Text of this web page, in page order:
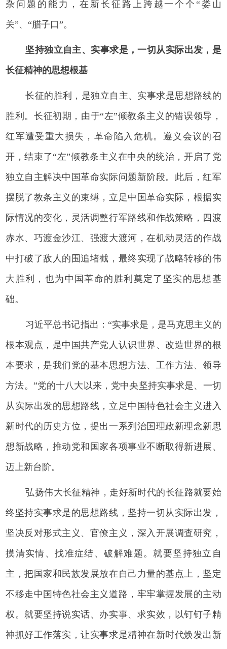
杂问题的能力，在新长征路上跨越一个个“娄山
关”、“腊子口”。
坚持独立自主、实事求是，一切从实际出发，是
长征精神的思想根基
长征的胜利，是独立自主、实事求是思想路线的
胜利。长征初期，由于“左”倾教条主义的错误领导，
红军遭受重大损失，革命陷入危机。遵义会议的召
开，结束了“左”倾教条主义在中央的统治，开启了党
独立自主解决中国革命实际问题新阶段。此后，红军
摆脱了教条主义的束缚，立足中国革命实际，根据实
际情况的变化，灵活调整行军路线和作战策略，四渡
赤水、巧渡金沙江、强渡大渡河，在机动灵活的作战
中打破了敌人的围追堵截，最终实现了战略转移的伟
大胜利，也为中国革命的胜利奠定了坚实的思想基
础。
习近平总书记指出：“实事求是，是马克思主义的
根本观点，是中国共产党人认识世界、改造世界的根
本要求，是我们党的基本思想方法、工作方法、领导
方法。”党的十八大以来，党中央坚持实事求是、一切
从实际出发的思想路线，立足中国特色社会主义进入
新时代的历史方位，提出一系列治国理政新理念新思
想新战略，推动党和国家各项事业不断取得新进展、
迈上新台阶。
弘扬伟大长征精神，走好新时代的长征路就要始
终坚持实事求是的思想路线，坚持一切从实际出发，
坚决反对形式主义、官僚主义，深入开展调查研究，
摸清实情、找准症结、破解难题。就要坚持独立自
主，把国家和民族发展放在自己力量的基点上，坚定
不移走中国特色社会主义道路，牢牢掌握发展的主动
权。就要坚持说实话、办实事、求实效，以钉钉子精
神抓好工作落实，让实事求是精神在新时代焕发出新